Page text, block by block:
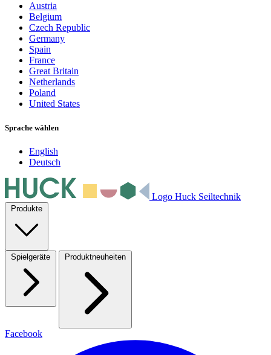
Austria
Belgium
Czech Republic
Germany
Spain
France
Great Britain
Netherlands
Poland
United States
Sprache wählen
English
Deutsch
Logo Huck Seiltechnik
Produkte
Spielgeräte Produktneuheiten
Facebook